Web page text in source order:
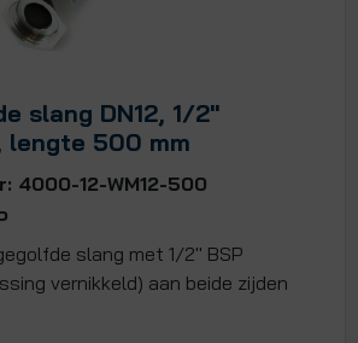
slang DN12, 1/2"
lengte 500 mm
4000-12-WM12-500
slang met 1/2" BSP
vernikkeld) aan beide zijden